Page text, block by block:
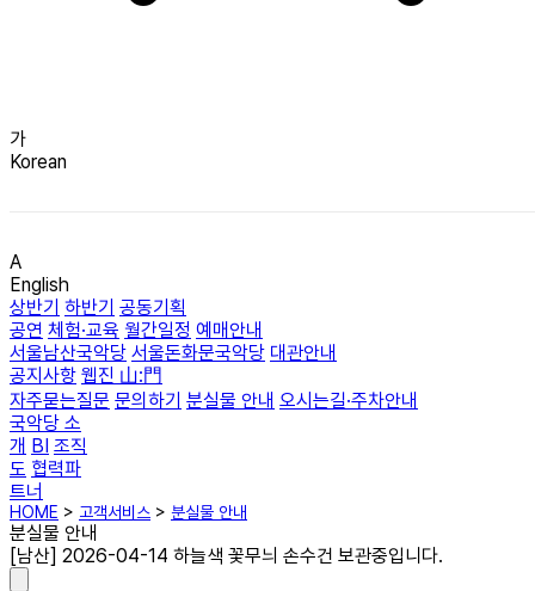
가
Korean
A
English
상반기 하반기 공동기획
공연 체험·교육 월간일정 예매안내
서울남산국악당 서울돈화문국악당 대관안내
공지사항 웹진 山:門
자주묻는질문 문의하기 분실물 안내 오시는길·주차안내
국악당 소
개 BI 조직
도 협력파
트너
HOME > 고객서비스 > 분실물 안내
분실물 안내
[남산] 2026-04-14 하늘색 꽃무늬 손수건 보관중입니다.